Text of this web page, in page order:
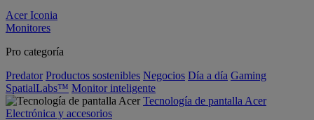
Acer Iconia
Monitores
Pro categoría
Predator Productos sostenibles Negocios Día a día Gaming
SpatialLabs™ Monitor inteligente
Tecnología de pantalla Acer
Electrónica y accesorios